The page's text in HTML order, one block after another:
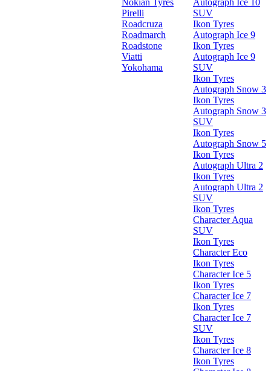
Nokian Tyres
Pirelli
Roadcruza
Roadmarch
Roadstone
Viatti
Yokohama
Autograph Ice 10
SUV
Ikon Tyres
Autograph Ice 9
Ikon Tyres
Autograph Ice 9
SUV
Ikon Tyres
Autograph Snow 3
Ikon Tyres
Autograph Snow 3
SUV
Ikon Tyres
Autograph Snow 5
Ikon Tyres
Autograph Ultra 2
Ikon Tyres
Autograph Ultra 2
SUV
Ikon Tyres
Character Aqua
SUV
Ikon Tyres
Character Eco
Ikon Tyres
Character Ice 5
Ikon Tyres
Character Ice 7
Ikon Tyres
Character Ice 7
SUV
Ikon Tyres
Character Ice 8
Ikon Tyres